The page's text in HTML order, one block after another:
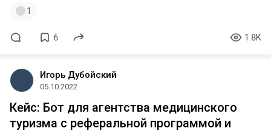
1
6 1.8K
Игорь Дубойский
05.10.2022
Кейс: Бот для агентства медицинского
туризма с реферальной программой и